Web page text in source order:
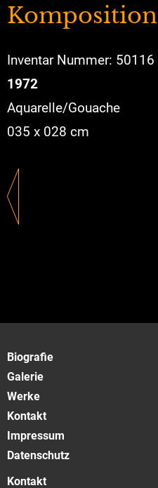
Komposition
Inventar Nummer: 50116
1972
Aquarelle/Gouache
035 x 028 cm
Biografie
Galerie
Werke
Kontakt
Impressum
Datenschutz
Kontakt